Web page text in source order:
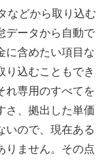
などから取り込む
データから自動で
に含めたい項目な
り込むこともでき
れ専用のすべてを
さ、拠出した単価
いので、現在ある
りません。その点